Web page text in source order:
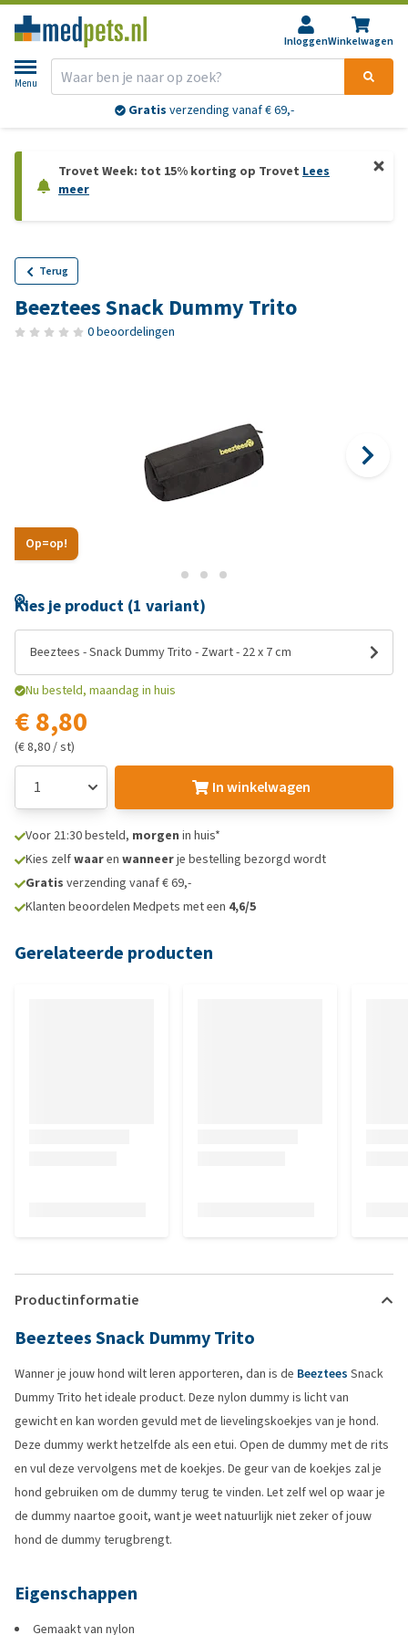
InloggenWinkelwagen
Menu
Gratis verzending vanaf € 69,-
Trovet Week: tot 15% korting op Trovet Lees
meer
Terug
Beeztees Snack Dummy Trito
0 beoordelingen
Op=op!
Kies je product (1 variant)
Beeztees - Snack Dummy Trito - Zwart - 22 x 7 cm
Nu besteld, maandag in huis
€ 8,80
(€ 8,80 / st)
In winkelwagen
Voor 21:30 besteld, morgen in huis*
Kies zelfwaaren wanneerje bestelling bezorgd wordt
Gratis verzending vanaf € 69,-
Klanten beoordelen Medpets met een 4,6/5
Gerelateerde producten
Productinformatie
Beeztees Snack Dummy Trito
Wanner je jouw hond wilt leren apporteren, dan is de Beeztees Snack
Dummy Trito het ideale product. Deze nylon dummy is licht van
gewicht en kan worden gevuld met de lievelingskoekjes van je hond.
Deze dummy werkt hetzelfde als een etui. Open de dummy met de rits
en vul deze vervolgens met de koekjes. De geur van de koekjes zal je
hond gebruiken om de dummy terug te vinden. Let zelf wel op waar je
de dummy naartoe gooit, want je weet natuurlijk niet zeker of jouw
hond de dummy terugbrengt.
Eigenschappen
Gemaakt van nylon